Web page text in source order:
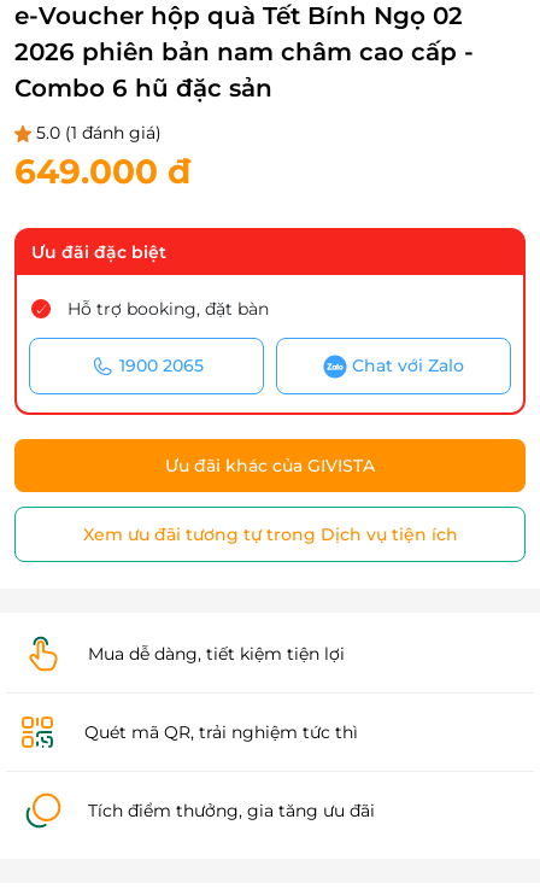
e-Voucher hộp quà Tết Bính Ngọ 02
2026 phiên bản nam châm cao cấp -
Combo 6 hũ đặc sản
5.0 (1 đánh giá)
649.000 đ
Ưu đãi đặc biệt
Hỗ trợ booking, đặt bàn
1900 2065 Chat với Zalo
Ưu đãi khác của GIVISTA
Xem ưu đãi tương tự trong Dịch vụ tiện ích
Mua dễ dàng, tiết kiệm tiện lợi
Quét mã QR, trải nghiệm tức thì
Tích điểm thưởng, gia tăng ưu đãi